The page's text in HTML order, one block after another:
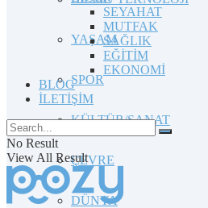
YAŞAM
SPOR
KÜLTÜR/SANAT
ÇEVRE
DÜNYA
SEYAHAT
MUTFAK
SAĞLIK
EĞİTİM
EKONOMİ
BLOG
İLETİŞİM
No Result
View All Result